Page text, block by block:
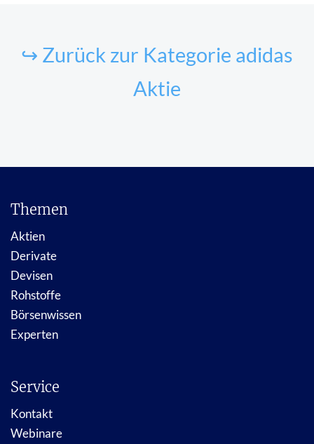
↪ Zurück zur Kategorie adidas
Aktie
Themen
Aktien
Derivate
Devisen
Rohstoffe
Börsenwissen
Experten
Service
Kontakt
Webinare